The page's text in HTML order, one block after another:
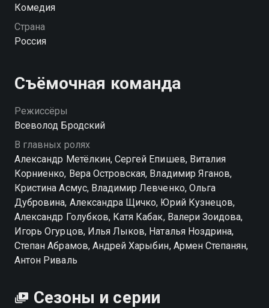
Посмотреть онлайн 2 сезон сериала Тётя Марта вы
можете совершенно бесплатно в хорошем HD
качестве на hophop.tv
Комедия
Страна
Россия
Съёмочная команда
Режиссёры
Всеволод Бродский
В главных ролях
Александр Метёлкин, Сергей Епишев, Виталия
Корниенко, Вера Островская, Владимир Яганов,
Кристина Асмус, Владимир Левченко, Ольга
Дубровина, Александра Щичко, Юрий Кузнецов,
Александр Голубков, Катя Кабак, Валери Зоидова,
Игорь Огурцов, Илья Лыков, Наталья Ноздрина,
Степан Абрамов, Андрей Харыбин, Армен Степанян,
Антон Риваль
Сезоны и серии